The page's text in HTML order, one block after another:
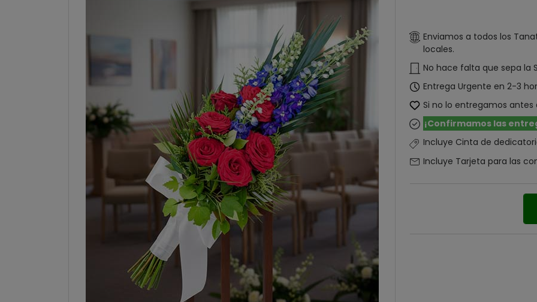
Enviamos a todos los
locales.
No hace falta que sepa la
Entrega Urgente en 2-3
Si no lo entregamos
¡Confirmamos las
Incluye Cinta de
Incluye Tarjeta para las